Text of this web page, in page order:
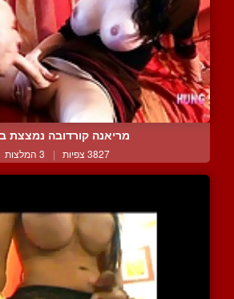
מריאנה קורדובה נמצצת
3827 צפיות | 3 המלצות